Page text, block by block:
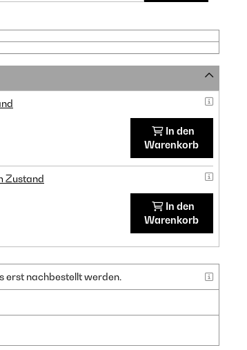
In den
Warenkorb
Zustand
In den
Warenkorb
erst nachbestellt werden.